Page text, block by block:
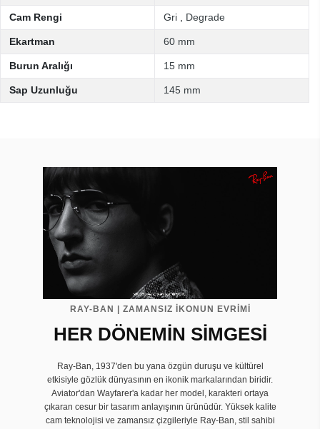
Cam Rengi Gri Degrade
Ekartman 60 mm
Burun Aralığı 15 mm
Sap Uzunluğu 145 mm
RAY-BAN | ZAMANSIZ İKONUN EVRIMI
HER DÖNEMİN SİMGESİ
Ray-Ban, 1937'den bu yana özgün duruşu ve kültürel
etkisiyle gözlük dünyasının en ikonik markalarından biridir.
Aviator'dan Wayfarer'a kadar her model, karakteri ortaya
çıkaran cesur bir tasarım anlayışının ürünüdür. Yüksek kalite
cam teknolojisi ve zamansız çizgileriyle Ray-Ban, stil sahibi